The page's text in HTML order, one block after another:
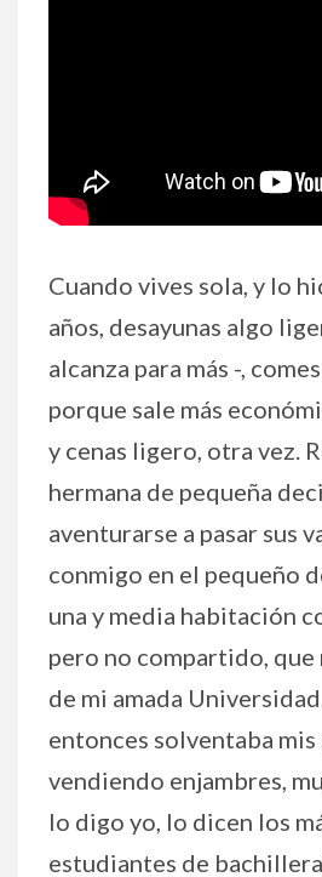
Cuando vives sola, y lo
años, desayunas algo
alcanza para más -,
porque sale más
y cenas ligero, otra vez.
hermana de pequeña
aventurarse a pasar sus
conmigo en el pequeño
una y media habitación
pero no compartido, que
de mi amada
entonces solventaba mis
vendiendo enjambres,
lo digo yo, lo dicen los
estudiantes de